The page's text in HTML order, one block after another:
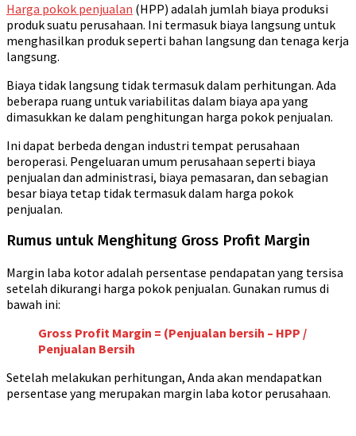
Harga pokok penjualan (HPP) adalah jumlah biaya produksi
produk suatu perusahaan. Ini termasuk biaya langsung untuk
menghasilkan produk seperti bahan langsung dan tenaga kerja
langsung.
Biaya tidak langsung tidak termasuk dalam perhitungan. Ada
beberapa ruang untuk variabilitas dalam biaya apa yang
dimasukkan ke dalam penghitungan harga pokok penjualan.
Ini dapat berbeda dengan industri tempat perusahaan
beroperasi. Pengeluaran umum perusahaan seperti biaya
penjualan dan administrasi, biaya pemasaran, dan sebagian
besar biaya tetap tidak termasuk dalam harga pokok
penjualan.
Rumus untuk Menghitung Gross Profit Margin
Margin laba kotor adalah persentase pendapatan yang tersisa
setelah dikurangi harga pokok penjualan. Gunakan rumus di
bawah ini:
Gross Profit Margin = (Penjualan bersih – HPP /
Penjualan Bersih
Setelah melakukan perhitungan, Anda akan mendapatkan
persentase yang merupakan margin laba kotor perusahaan.